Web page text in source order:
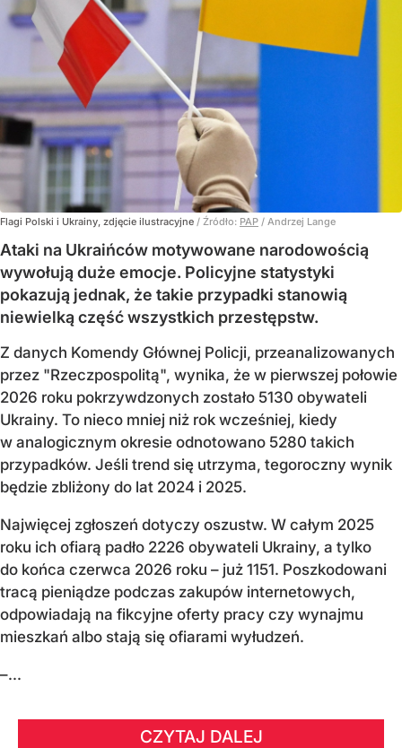
Flagi Polski i Ukrainy, zdjęcie ilustracyjne / Źródło: PAP / Andrzej Lange
Ataki na Ukraińców motywowane narodowością
wywołują duże emocje. Policyjne statystyki
pokazują jednak, że takie przypadki stanowią
niewielką część wszystkich przestępstw.
Z danych Komendy Głównej Policji, przeanalizowanych
przez "Rzeczpospolitą", wynika, że w pierwszej połowie
2026 roku pokrzywdzonych zostało 5130 obywateli
Ukrainy. To nieco mniej niż rok wcześniej, kiedy
w analogicznym okresie odnotowano 5280 takich
przypadków. Jeśli trend się utrzyma, tegoroczny wynik
będzie zbliżony do lat 2024 i 2025.
Najwięcej zgłoszeń dotyczy oszustw. W całym 2025
roku ich ofiarą padło 2226 obywateli Ukrainy, a tylko
do końca czerwca 2026 roku – już 1151. Poszkodowani
tracą pieniądze podczas zakupów internetowych,
odpowiadają na fikcyjne oferty pracy czy wynajmu
mieszkań albo stają się ofiarami wyłudzeń.
–...
CZYTAJ DALEJ